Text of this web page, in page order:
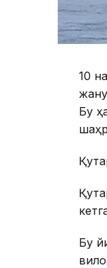
10
Бу
Бу